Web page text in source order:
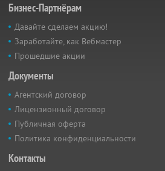
Бизнес-Партнёрам
Давайте сделаем акцию!
Заработайте, как Вебмастер
Прошедшие акции
Документы
Агентский договор
Лицензионный договор
Публичная оферта
Политика конфиденциальности
Контакты